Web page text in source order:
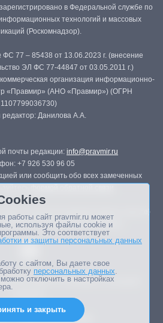
в Федеральной службе по
технологий и массовых
(Роскомнадзор).
77 – 85438 от 13.06.2023 г. (внесение
ЭЛ ФС 77-44847 от 03.05.2011 г.)
организация информационно-
«Правмир» (АНО «Правмир») (ОГРН
1107799036730)
редактор: Данилова А.А.
почты редакции: info@pravmir.ru
+7 926 530 96 05
или сообщить обо всех замеченных
в печатных изданиях (книгах, прессе)
разрешения редакции.
может не совпадать с позицией
-
работы сайт pravmir.ru может
используя файлы cookie и
Это соответствует
и защиты персональных данных
с сайтом, Вы даете свое
персональных данных.
отключить в настройках
и закрыть